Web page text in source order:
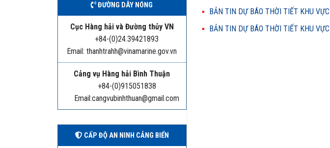
ĐƯỜNG DÂY NÓNG
Cục Hàng hải và Đường thủy VN
+84-(0)24.39421893
Email: thanhtrahh@vinamarine.gov.vn
Cảng vụ Hàng hải Bình Thuận
+84-(0)915051838
Email:cangvubinhthuan@gmail.com
CẤP ĐỘ AN NINH CẢNG BIỂN
BẢN TIN DỰ BÁO THỜI TIẾT KHU
BẢN TIN DỰ BÁO THỜI TIẾT KHU